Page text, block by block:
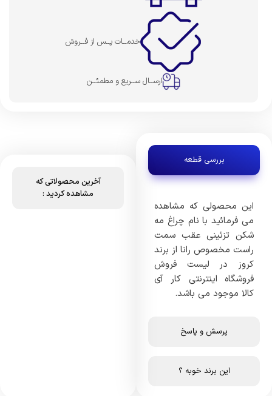
خدمــات پــس از فــروش
ارســال ســریع و مطمئــن
بررسی قطعه
پرسش و پاسخ
این برند خوبه ؟
این محصولی که مشاهده
می فرمائید با نام چراغ مه
شکن تزئینی عقب سمت
راست مخصوص رانا از برند
کروز در لیست فروش
فروشگاه اینترنتی کار آی
کالا موجود می باشد.
آخرین محصولاتی که
مشاهده کردید :